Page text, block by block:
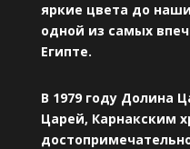
яркие цвета до
одной из самых
Египте.
В 1979 году Долина
Царей, Карнакским